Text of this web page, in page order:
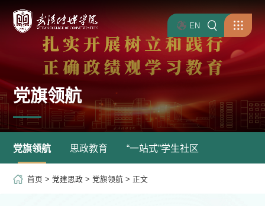
EN
党旗领航
党旗领航 思政教育 “一站式”学生社区
首页 > 党建思政 > 党旗领航 > 正文